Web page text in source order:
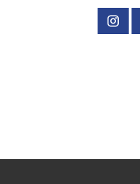
PardesPublish
Instagram